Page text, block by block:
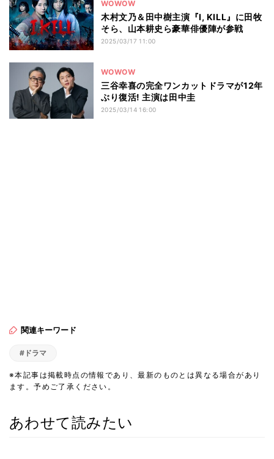
WOWOW
木村文乃＆田中樹主演『I, KILL』に田牧
そら、山本耕史ら豪華俳優陣が参戦
2025/03/17 11:00
WOWOW
三谷幸喜の完全ワンカットドラマが12年
ぶり復活! 主演は田中圭
2025/03/14 16:00
関連キーワード
#ドラマ
※本記事は掲載時点の情報であり、最新のものとは異なる場合があり
ます。予めご了承ください。
あわせて読みたい